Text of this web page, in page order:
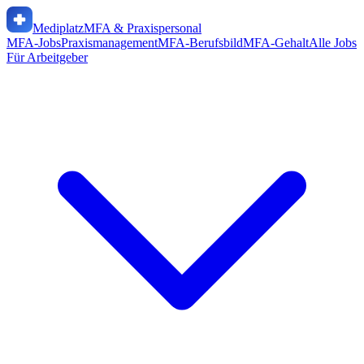
MediplatzMFA & Praxispersonal
MFA-JobsPraxismanagementMFA-BerufsbildMFA-GehaltAlle Jobs
Für Arbeitgeber